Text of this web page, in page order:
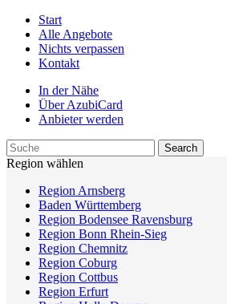
Start
Alle Angebote
Nichts verpassen
Kontakt
In der Nähe
Über AzubiCard
Anbieter werden
Region wählen
Region Arnsberg
Baden Württemberg
Region Bodensee Ravensburg
Region Bonn Rhein-Sieg
Region Chemnitz
Region Coburg
Region Cottbus
Region Erfurt